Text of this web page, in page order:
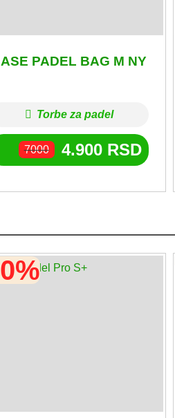
PADEL BAG M NY
Torbe za padel
7000 4.900 RSD